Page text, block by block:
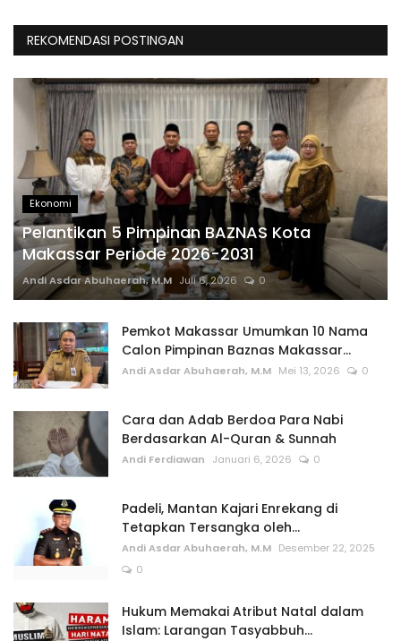
REKOMENDASI POSTINGAN
Ekonomi
Pelantikan 5 Pimpinan BAZNAS Kota
Makassar Periode 2026-2031
Andi Asdar Abuhaerah, M.M Juli 6, 2026 0
Pemkot Makassar Umumkan 10 Nama
Calon Pimpinan Baznas Makassar...
Andi Asdar Abuhaerah, M.M Mei 13, 2026 0
Cara dan Adab Berdoa Para Nabi
Berdasarkan Al-Quran & Sunnah
Andi Ferdiawan Januari 6, 2026 0
Padeli, Mantan Kajari Enrekang di
Tetapkan Tersangka oleh...
Andi Asdar Abuhaerah, M.M Desember 22, 2025
0
Hukum Memakai Atribut Natal dalam
Islam: Larangan Tasyabbuh...